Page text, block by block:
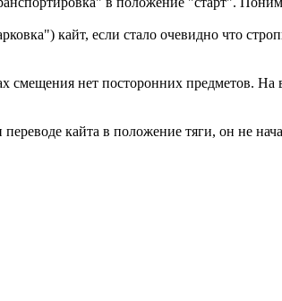
кайт, если стало очевидно что
смещения нет посторонних
кайта в положение тяги, он не